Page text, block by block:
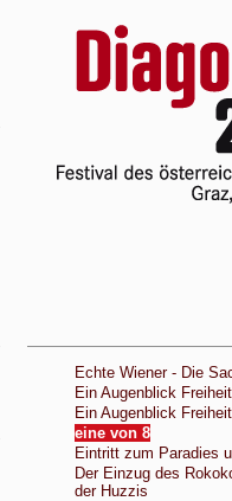
Echte Wiener - Die
Ein Augenblick Freiheit
Ein Augenblick Freiheit
eine von 8
Eintritt zum Paradies
Der Einzug des
der Huzzis